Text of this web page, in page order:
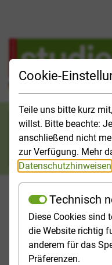
Cookie-
Teile uns bitte kurz
willst. Bitte beachte:
anschließend nicht
zur Verfügung. Mehr
Datenschutzhinweisen
Technisch
Diese Cookies sind
die Website richtig
anderem für das
Präferenzen.
Search category
Studies & Universities
HomepageStudy Opportunities